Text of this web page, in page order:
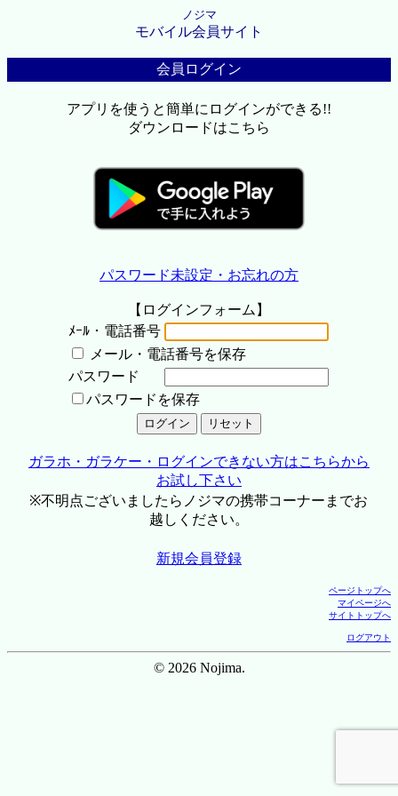
ノジマ
モバイル会員サイト
会員ログイン
アプリを使うと簡単にログインができる!!
ダウンロードはこちら
パスワード未設定・お忘れの方
【ログインフォーム】
ﾒｰﾙ・電話番号
メール・電話番号を保存
パスワード
パスワードを保存
ガラホ・ガラケー・ログインできない方はこちらから
お試し下さい
※不明点ございましたらノジマの携帯コーナーまでお
越しください。
新規会員登録
ページトップへ
マイページへ
サイトトップへ
ログアウト
© 2026 Nojima.